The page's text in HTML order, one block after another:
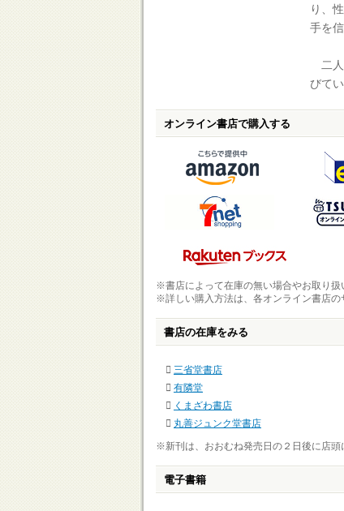
り、
手を
二人
びて
オンライン書店で購入する
※書店によって在庫の無い場合やお取り扱
※詳しい購入方法は、各オンライン書店の
書店の在庫をみる
三省堂書店
有隣堂
くまざわ書店
丸善ジュンク堂書店
※新刊は、おおむね発売日の２日後に店頭
電子書籍